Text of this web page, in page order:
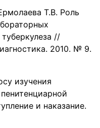
Т.В. Роль
//
2010. № 9.
изучения
и наказание.